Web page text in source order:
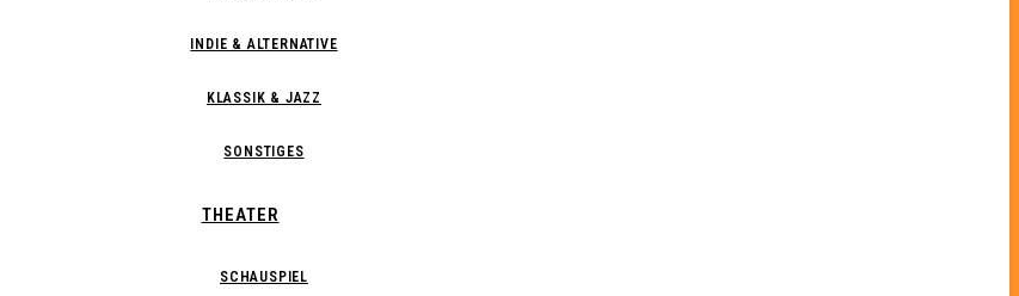
INDIE & ALTERNATIVE
KLASSIK & JAZZ
SONSTIGES
THEATER
SCHAUSPIEL